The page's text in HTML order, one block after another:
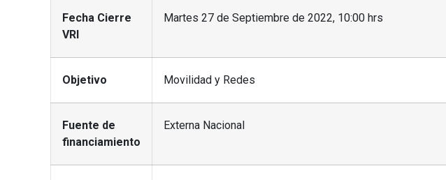
Fecha Cierre
VRI
Martes 27 de Septiembre de 2022, 10:00 hrs
Objetivo Movilidad y Redes
Fuente de
financiamiento
Externa Nacional